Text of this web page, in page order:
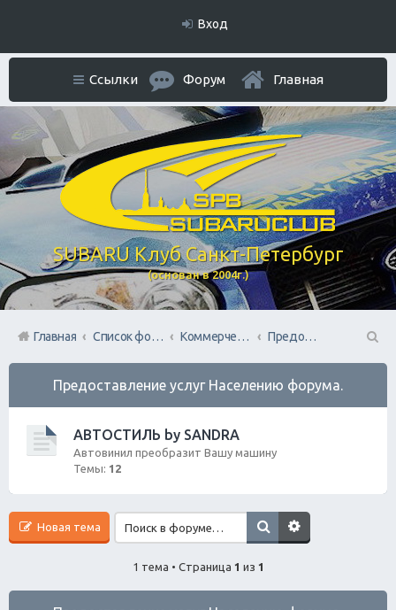
Вход
SUBARU Клуб Санкт-Петербург
(основан в 2004г.)
Ссылки Форум Главная
Главная Список форумов Коммерческий Отдел. Официальное расположение платной РЕКЛАМЫ.
Предоставление услуг Населению форума.
П
Предоставление услуг Населению форума.
АВТОСТИЛЬ by SANDRA
Автовинил преобразит Вашу машину
Темы: 12
Новая тема
1 тема • Страница 1 из 1